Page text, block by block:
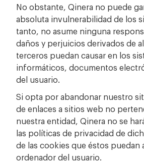
No obstante, Qinera no puede
absoluta invulnerabilidad de los
tanto, no asume ninguna
daños y perjuicios derivados de
terceros puedan causar en los
informáticos, documentos
del usuario.
Si opta por abandonar nuestro
de enlaces a sitios web no
nuestra entidad, Qinera no se
las políticas de privacidad de
de las cookies que éstos puedan
ordenador del usuario.